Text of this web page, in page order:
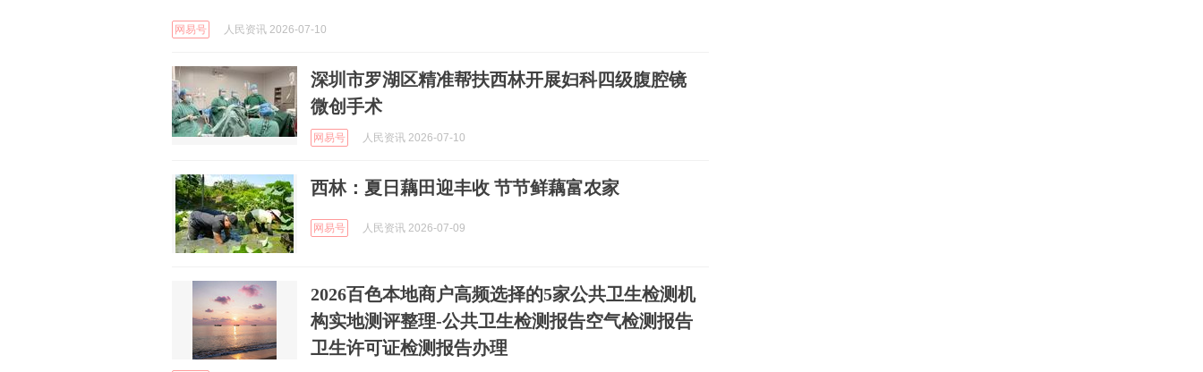
网易号 人民资讯 2026-07-10
深圳市罗湖区精准帮扶西林开展妇科四级腹腔镜
微创手术
网易号 人民资讯 2026-07-10
西林：夏日藕田迎丰收 节节鲜藕富农家
网易号 人民资讯 2026-07-09
2026百色本地商户高频选择的5家公共卫生检测机
构实地测评整理-公共卫生检测报告空气检测报告
卫生许可证检测报告办理